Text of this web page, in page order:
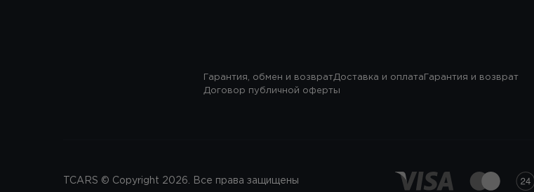
Гарантия, обмен и возвратДоставка и оплата Гарантия и возврат
Договор публичной оферты
TCARS © Copyright 2026. Вcе права защищены